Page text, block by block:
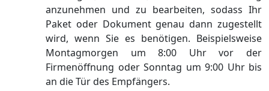
anzunehmen und zu bearbeiten, sodass Ihr
Paket oder Dokument genau dann zugestellt
wird, wenn Sie es benötigen. Beispielsweise
Montagmorgen um 8:00 Uhr vor der
Firmenöffnung oder Sonntag um 9:00 Uhr bis
an die Tür des Empfängers.